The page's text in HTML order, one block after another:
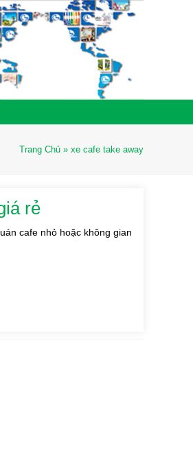
Trang Chủ » xe cafe take away
rẻ
cafe nhỏ hoặc không gian